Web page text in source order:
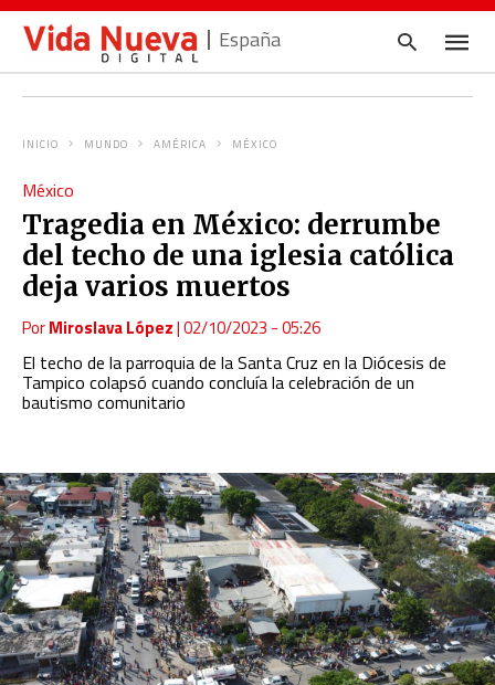
España
pulsa
en
INICIO MUNDO AMÉRICA MÉXICO
México
Tragedia en México: derrumbe
del techo de una iglesia católica
deja varios muertos
PorMiroslava López|02/10/2023 - 05:26
El techo de la parroquia de la Santa Cruz en la Diócesis de
Tampico colapsó cuando concluía la celebración de un
bautismo comunitario